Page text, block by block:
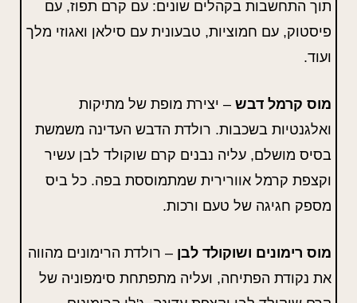
תוך התחשבות בקהלים שונים: עם קרם תפוז, עם
פיסטוק, עם חמוציות, טבעונית עם סילאן ואגוזי מלך
ועוד.
מוס קרמל דבש – יצירת מופת של מתיקות
ואלגנטיות בשכבות. רולדת הדבש העדינה משמשת
בסיס מושלם, עליה נבנים קרם שוקולד לבן עשיר
וקצפת קרמל אוורירית שמתמוססת בפה. כל ביס
מספק חגיגה של טעם ורכות.
מוס רימונים ושוקולד לבן – רולדת הרימונים מהווה
את נקודת הפתיחה, ועליה מתפתחת סימפוניה של